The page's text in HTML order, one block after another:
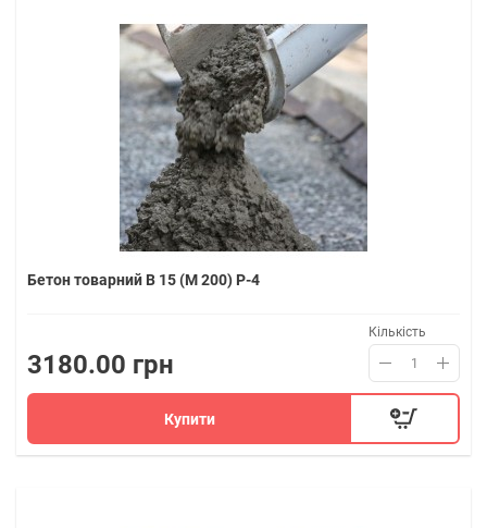
Бетон товарний В 15 (M 200) P-4
3180.00 грн
Кількість
Купити